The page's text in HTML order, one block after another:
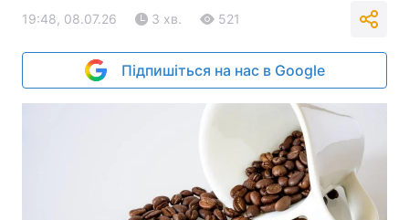
19:48, 08.07.26 3 хв. 521
Підпишіться на нас в Google